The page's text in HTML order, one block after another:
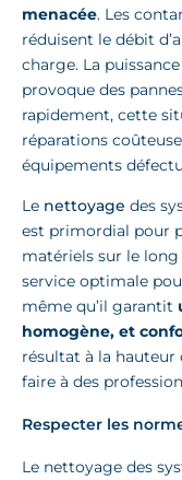
menacée. Les
réduisent le débit
charge. La
provoque des
rapidement, cette
réparations
équipements
Le nettoyage des
est primordial pour
matériels sur le
service optimale
même qu’il garantit
homogène, et
résultat à la
faire à des
Respecter les
Le nettoyage des